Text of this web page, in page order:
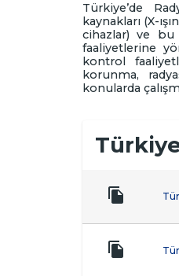
Türkiye’de
kaynakları (X-
cihazlar) ve bu
faaliyetlerine
kontrol
korunma,
konularda